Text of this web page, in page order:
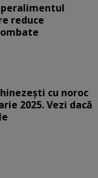
reduce
cu noroc
2025. Vezi dacă